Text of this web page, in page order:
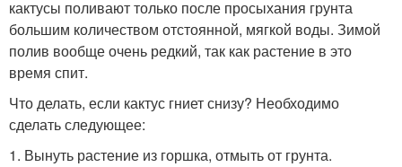
кактусы поливают только после просыхания грунта
большим количеством отстоянной, мягкой воды. Зимой
полив вообще очень редкий, так как растение в это
время спит.
Что делать, если кактус гниет снизу? Необходимо
сделать следующее:
1. Вынуть растение из горшка, отмыть от грунта.